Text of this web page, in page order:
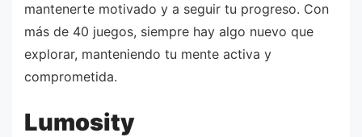
mantenerte motivado y a seguir tu progreso. Con
más de 40 juegos, siempre hay algo nuevo que
explorar, manteniendo tu mente activa y
comprometida.
Lumosity